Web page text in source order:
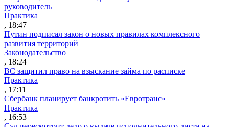
руководитель
Практика
, 18:47
Путин подписал закон о новых правилах комплексного
развития территорий
Законодательство
, 18:24
ВС защитил право на взыскание займа по расписке
Практика
, 17:11
Сбербанк планирует банкротить «Евротранс»
Практика
, 16:53